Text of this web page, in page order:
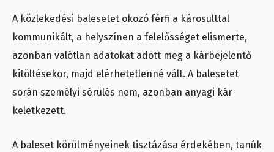
A közlekedési balesetet okozó férfi a károsulttal
kommunikált, a helyszínen a felelősséget elismerte,
azonban valótlan adatokat adott meg a kárbejelentő
kitöltésekor, majd elérhetetlenné vált. A balesetet
során személyi sérülés nem, azonban anyagi kár
keletkezett.
A baleset körülményeinek tisztázása érdekében, tanúk